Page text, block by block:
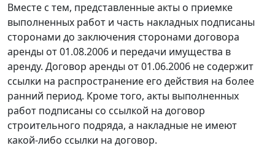
Вместе с тем, представленные акты о приемке
выполненных работ и часть накладных подписаны
сторонами до заключения сторонами договора
аренды от 01.08.2006 и передачи имущества в
аренду. Договор аренды от 01.06.2006 не содержит
ссылки на распространение его действия на более
ранний период. Кроме того, акты выполненных
работ подписаны со ссылкой на договор
строительного подряда, а накладные не имеют
какой-либо ссылки на договор.